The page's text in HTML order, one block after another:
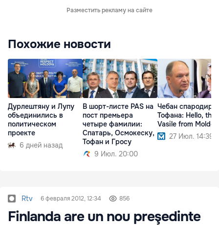
Разместить рекламу на сайте
Похожие новости
Дурлештяну и Лупу
объединились в
политическом
проекте
6 дней назад
В шорт-листе PAS на
пост премьера
четыре фамилии:
Спатарь, Осмокеску,
Тофан и Гросу
9 Июл. 20:00
Чебан
Тофана: Hello, this
Vasile from
27 Июл. 14:39
Rtv 6 февраля 2012, 12:34 856
Finlanda are un nou preşedinte